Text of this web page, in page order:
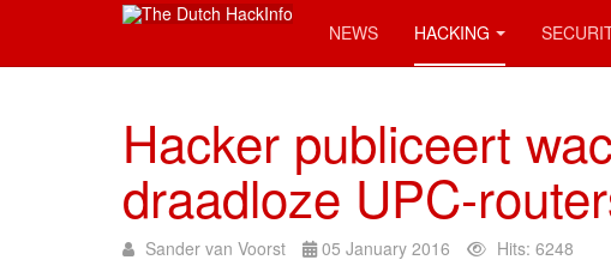
NEWS HACKING
Hacker publiceert
draadloze UPC-
Sander van Voorst 05 January 2016 Hits: 6248